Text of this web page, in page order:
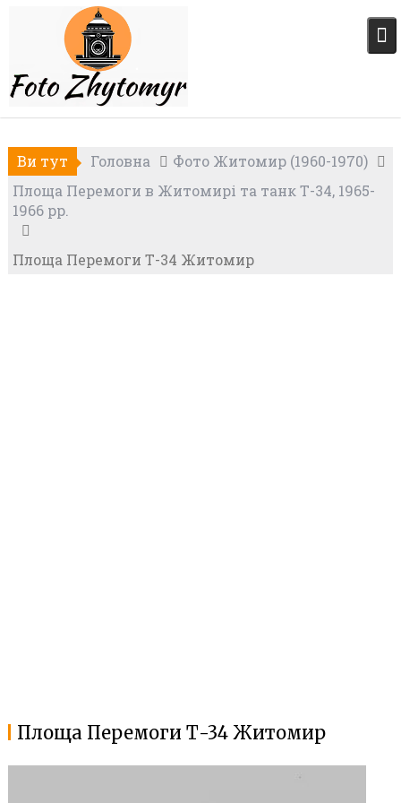
Ви тут Головна
Фото Житомир (1960-1970)
Площа Перемоги в Житомирі та танк Т-34, 1965-
1966 рр.
Площа Перемоги Т-34 Житомир
Площа Перемоги Т-34 Житомир